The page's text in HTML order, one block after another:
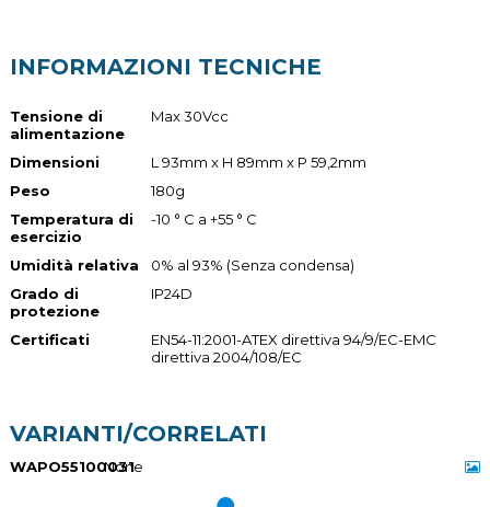
INFORMAZIONI TECNICHE
Tensione di
alimentazione
Max 30Vcc
Dimensioni
L 93mm x H 89mm x P 59,2mm
Peso
180g
Temperatura di
esercizio
-10 ° C a +55 ° C
Umidità relativa
0% al 93% (Senza condensa)
Grado di
protezione
IP24D
Certificati
EN54-11:2001-ATEX direttiva 94/9/EC-EMC
direttiva 2004/108/EC
VARIANTI/CORRELATI
WAPO55100031
None